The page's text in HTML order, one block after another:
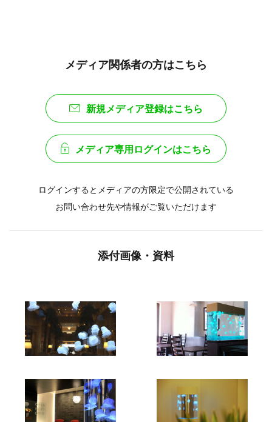
メディア関係者の方はこちら
新規メディア登録はこちら
メディア専用ログインはこちら
ログインするとメディアの方限定で公開されている
お問い合わせ先や情報がご覧いただけます
添付画像・資料